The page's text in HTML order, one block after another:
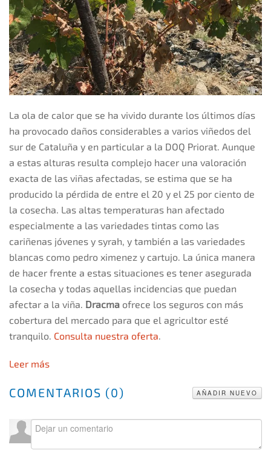
La ola de calor que se ha vivido durante los últimos días
ha provocado daños considerables a varios viñedos del
sur de Cataluña y en particular a la DOQ Priorat. Aunque
a estas alturas resulta complejo hacer una valoración
exacta de las viñas afectadas, se estima que se ha
producido la pérdida de entre el 20 y el 25 por ciento de
la cosecha. Las altas temperaturas han afectado
especialmente a las variedades tintas como las
cariñenas jóvenes y syrah, y también a las variedades
blancas como pedro ximenez y cartujo. La única manera
de hacer frente a estas situaciones es tener asegurada
la cosecha y todas aquellas incidencias que puedan
afectar a la viña. Dracma ofrece los seguros con más
cobertura del mercado para que el agricultor esté
tranquilo. Consulta nuestra oferta
Leer más
COMENTARIOS (0) AÑADIR NUEVO